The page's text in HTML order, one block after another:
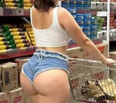
koji su najduže
koji nosi težinu
koji često ćuti čak i